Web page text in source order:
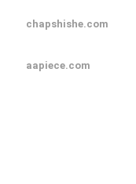
chapshishe.com
aapiece.com